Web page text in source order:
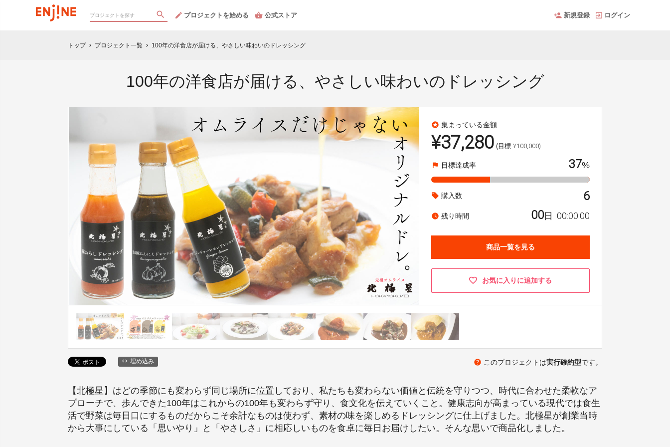
プロジェクトを始める 公式ストア 新規登録 ログイン
トップ chevron_right プロジェクト一覧 chevron_right 100年の洋食店が届ける、やさしい味わいのドレッシング
100年の洋食店が届ける、やさしい味わいのドレッシング
stars 集まっている金額
¥37,280 (目標 ¥100,000)
flag 目標達成率 37%
local_offer 購入数 6
watch_later 残り時間 00 日 00:00:00
商品一覧を見る
お気に入りに追加する
埋め込み help このプロジェクトは実行確約型です。
【北極星】はどの季節にも変わらず同じ場所に位置しており、私たちも変わらない価値と伝統を守りつつ、時代に合わせた柔軟なア
プローチで、歩んできた100年はこれからの100年も変わらず守り、食文化を伝えていくこと。健康志向が高まっている現代では食生
活で野菜は毎日口にするものだからこそ余計なものは使わず、素材の味を楽しめるドレッシングに仕上げました。北極星が創業当時
から大事にしている「思いやり」と「やさしさ」に相応しいものを食卓に毎日お届けしたい。そんな思いで商品化しました。